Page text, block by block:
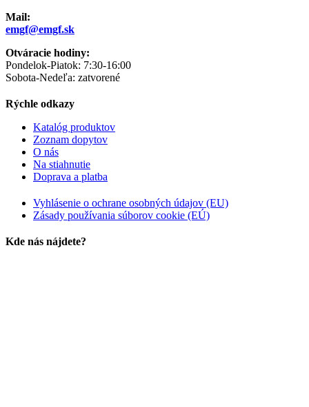
Mail:
emgf@emgf.sk
Otváracie hodiny:
Pondelok-Piatok: 7:30-16:00
Sobota-Nedeľa: zatvorené
Rýchle odkazy
Katalóg produktov
Zoznam dopytov
O nás
Na stiahnutie
Doprava a platba
Vyhlásenie o ochrane osobných údajov (EU)
Zásady používania súborov cookie (EÚ)
Kde nás nájdete?